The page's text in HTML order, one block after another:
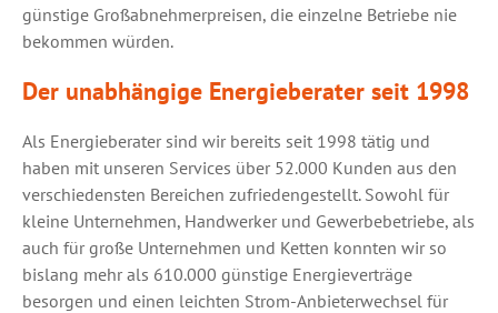
günstige Großabnehmerpreisen, die einzelne Betriebe nie
bekommen würden.
Der unabhängige Energieberater seit 1998
Als Energieberater sind wir bereits seit 1998 tätig und
haben mit unseren Services über 52.000 Kunden aus den
verschiedensten Bereichen zufriedengestellt. Sowohl für
kleine Unternehmen, Handwerker und Gewerbebetriebe, als
auch für große Unternehmen und Ketten konnten wir so
bislang mehr als 610.000 günstige Energieverträge
besorgen und einen leichten Strom-Anbieterwechsel für